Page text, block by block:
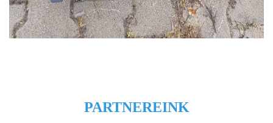
PARTNEREINK